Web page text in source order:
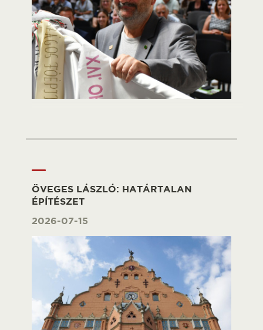
ÖVEGES LÁSZLÓ: HATÁRTALAN
ÉPÍTÉSZET
2026-07-15